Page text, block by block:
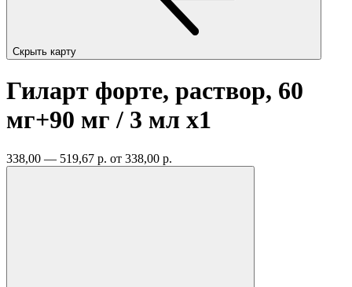
Скрыть карту
Гиларт форте, раствор, 60
мг+90 мг / 3 мл x1
338,00 — 519,67 р. от 338,00 р.